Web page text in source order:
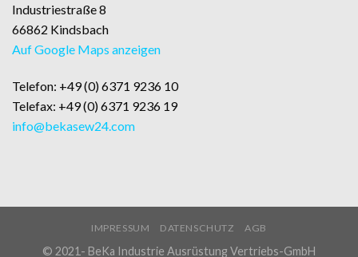
Industriestraße 8
66862 Kindsbach
Auf Google Maps anzeigen
Telefon: +49 (0) 6371 9236 10
Telefax: +49 (0) 6371 9236 19
info@bekasew24.com
IMPRESSUM DATENSCHUTZ AGB
© 2021- BeKa Industrie Ausrüstung Vertriebs-GmbH